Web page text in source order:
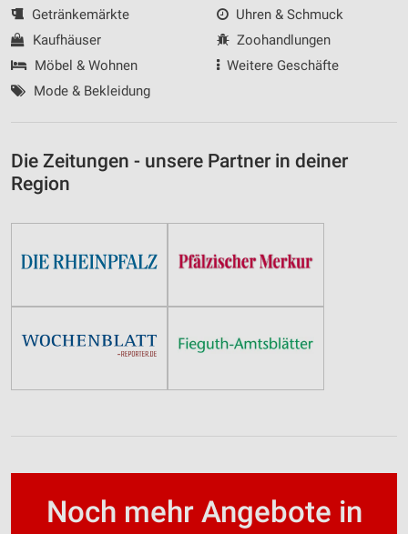
Getränkemärkte
Kaufhäuser
Möbel & Wohnen
Mode & Bekleidung
Uhren & Schmuck
Zoohandlungen
Weitere Geschäfte
Die Zeitungen - unsere Partner in deiner
Region
Noch mehr Angebote in